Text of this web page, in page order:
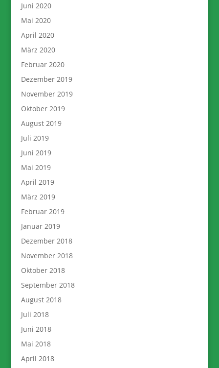
Juni 2020
Mai 2020
April 2020
März 2020
Februar 2020
Dezember 2019
November 2019
Oktober 2019
August 2019
Juli 2019
Juni 2019
Mai 2019
April 2019
März 2019
Februar 2019
Januar 2019
Dezember 2018
November 2018
Oktober 2018
September 2018
August 2018
Juli 2018
Juni 2018
Mai 2018
April 2018